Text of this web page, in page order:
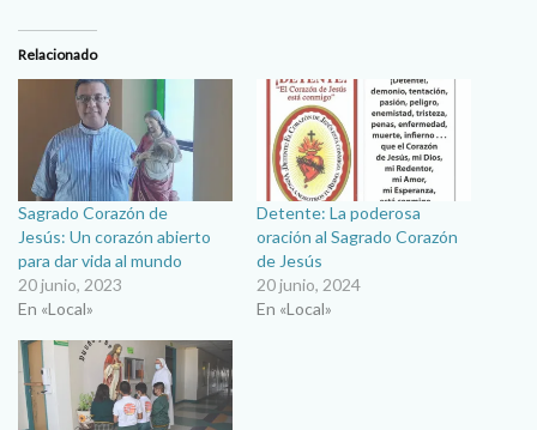
Relacionado
Sagrado Corazón de
Jesús: Un corazón abierto
para dar vida al mundo
20 junio, 2023
En «Local»
Detente: La poderosa
oración al Sagrado Corazón
de Jesús
20 junio, 2024
En «Local»